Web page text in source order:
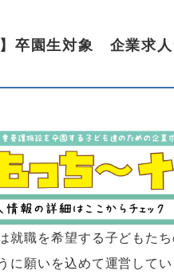
】卒園生対象 企業求
就職を希望する子どもた
に願いを込めて運営して